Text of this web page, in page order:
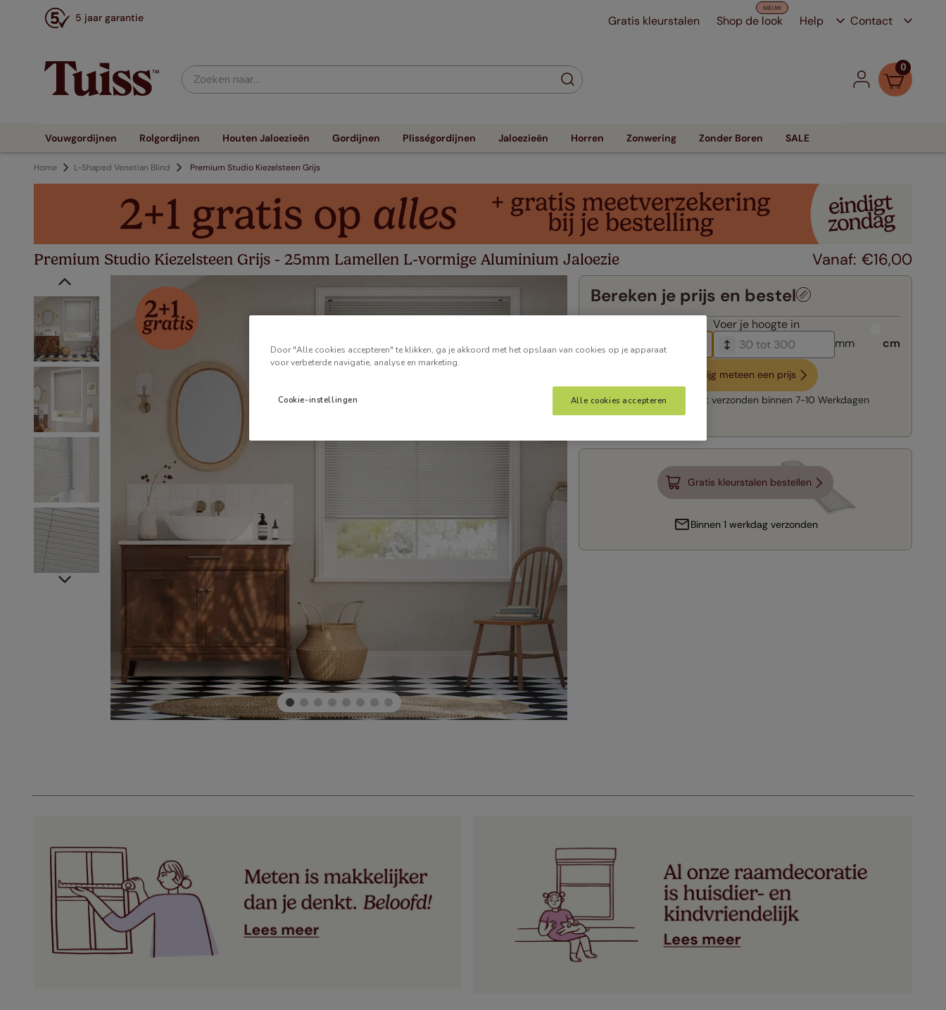
5 jaar garantie Gratis kleurstalen Shop de look Help Contact
Zoeken naar... 0
Vouwgordijnen Rolgordijnen Houten Jaloezieën Gordijnen Plisségordijnen Jaloezieën Horren Zonwering Zonder Boren SALE
Home L-Shaped Venetian Blind Premium Studio Kiezelsteen Grijs
Premium Studio Kiezelsteen Grijs - 25mm Lamellen L-vormige Aluminium Jaloezie €16,00
Bereken je prijs en bestel
Voer je hoogte in
mm
cm
Krijg meteen een prijs
Snelle levering: verzonden binnen 7-10 Werkdagen
Gratis kleurstalen bestellen
Binnen 1 werkdag verzonden
Door "Alle cookies accepteren" te klikken, ga je akkoord met het opslaan van cookies op je apparaat
voor verbeterde navigatie, analyse en marketing.
Cookie-instellingen Alle cookies accepteren